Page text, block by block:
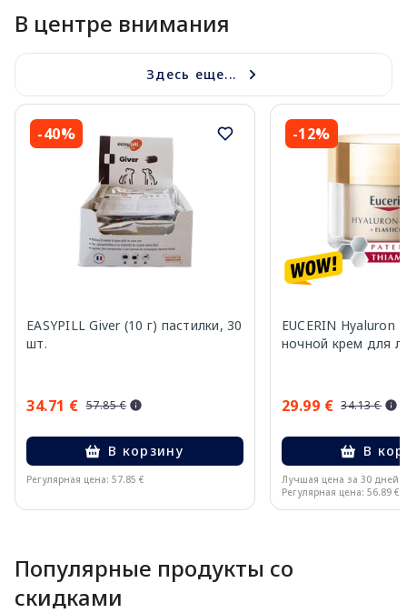
В центре внимания
Здесь еще...
-40%
EASYPILL Giver (10 г) пастилки, 30
шт.
34.71 € 57.85 €
В корзину
Регулярная цена: 57.85 €
-12%
EUCERIN Hyaluron
ночной крем для
29.99 € 34.13 €
В
Лучшая цена за 30 дней:
Регулярная цена: 56.89 €
Популярные продукты со
скидками